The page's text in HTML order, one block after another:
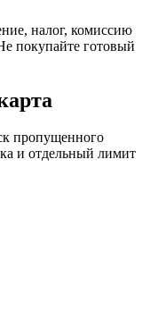
налог, комиссию
покупайте готовый
пропущенного
и отдельный лимит